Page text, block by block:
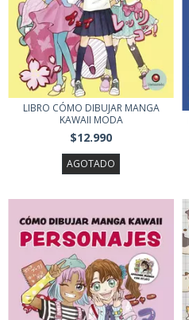
LIBRO CÓMO DIBUJAR MANGA
KAWAII MODA
$12.990
AGOTADO